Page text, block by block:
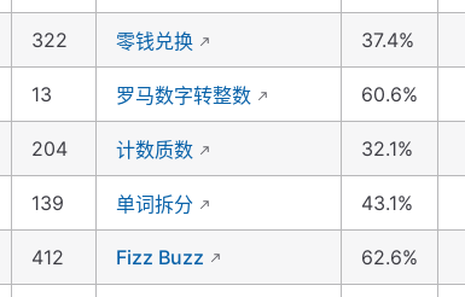
322 零钱兑换 37.4%
13 罗马数字转整数 60.6%
204 计数质数 32.1%
139 单词拆分 43.1%
412 Fizz Buzz 62.6%